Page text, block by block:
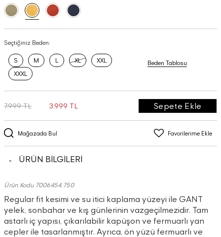
Seçtiğiniz Beden:
S M L XL
XXL
XXXL
Beden Tablosu
Mağazada Bul Favorilerime Ekle
7.999 TL 3.999 TL Sepete Ekle
ÜRÜN BİLGİLERİ
Ürün Kodu 7006454.750
Regular fit kesimi ve su itici kaplama yüzeyi ile GANT
yelek, sonbahar ve kış günlerinin vazgeçilmezidir. Tam
astarlı iç yapısı, çıkarılabilir kapüşon ve fermuarlı yan
cepler ile tasarlanmıştır. Ayrıca, ön yüzü fermuarlı ve